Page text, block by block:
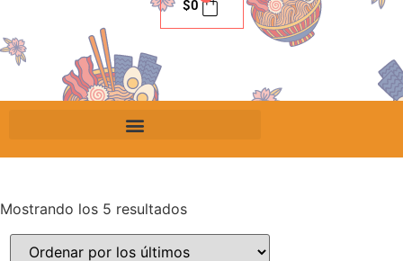
$0
Mostrando los 5 resultados